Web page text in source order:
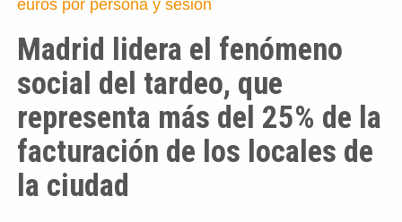
euros por persona y sesión
Madrid lidera el fenómeno
social del tardeo, que
representa más del 25% de la
facturación de los locales de
la ciudad